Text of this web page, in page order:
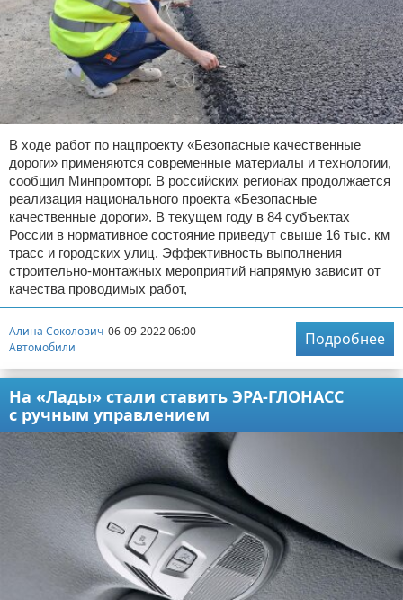
В ходе работ по нацпроекту «Безопасные качественные
дороги» применяются современные материалы и технологии,
сообщил Минпромторг. В российских регионах продолжается
реализация национального проекта «Безопасные
качественные дороги». В текущем году в 84 субъектах
России в нормативное состояние приведут свыше 16 тыс. км
трасс и городских улиц. Эффективность выполнения
строительно-монтажных мероприятий напрямую зависит от
качества проводимых работ,
Алина Соколович 06-09-2022 06:00
Автомобили
Подробнее
На «Лады» стали ставить ЭРА-ГЛОНАСС
с ручным управлением